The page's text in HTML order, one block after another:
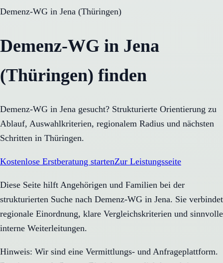
Demenz-WG in Jena (Thüringen)
Demenz-WG in Jena
(Thüringen) finden
Demenz-WG in Jena gesucht? Strukturierte Orientierung zu
Ablauf, Auswahlkriterien, regionalem Radius und nächsten
Schritten in Thüringen.
Kostenlose Erstberatung startenZur Leistungsseite
Diese Seite hilft Angehörigen und Familien bei der
strukturierten Suche nach Demenz-WG in Jena. Sie verbindet
regionale Einordnung, klare Vergleichskriterien und sinnvolle
interne Weiterleitungen.
Hinweis: Wir sind eine Vermittlungs- und Anfrageplattform.